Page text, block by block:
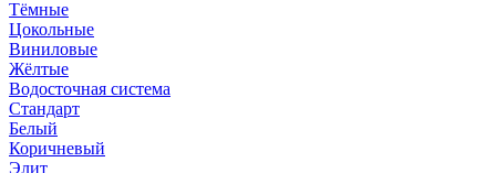
Тёмные
Цокольные
Виниловые
Жёлтые
Водосточная система
Стандарт
Белый
Коричневый
Элит